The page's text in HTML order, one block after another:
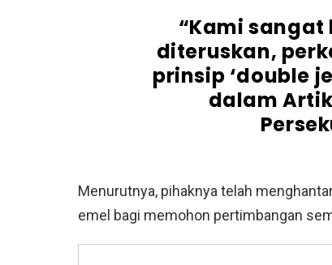
“Kami
diteruskan,
prinsip ‘double
dalam
Menurutnya, pihaknya telah
emel bagi memohon pertimbangan